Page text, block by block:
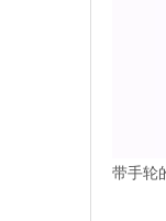
使用减